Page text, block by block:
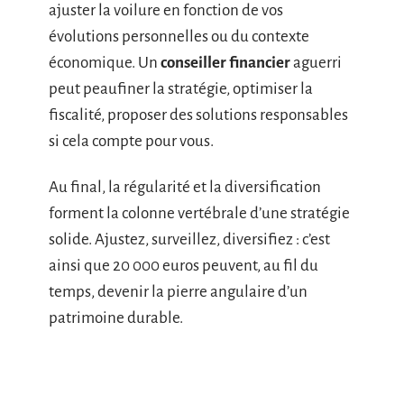
ajuster la voilure en fonction de vos
évolutions personnelles ou du contexte
économique. Un conseiller financieraguerri
peut peaufiner la stratégie, optimiser la
fiscalité, proposer des solutions responsables
si cela compte pour vous.
Au final, la régularité et la diversification
forment la colonne vertébrale d’une stratégie
solide. Ajustez, surveillez, diversifiez : c’est
ainsi que 20 000 euros peuvent, au fil du
temps, devenir la pierre angulaire d’un
patrimoine durable.